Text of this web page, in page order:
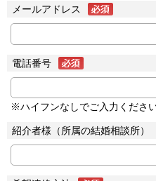
メールアドレス
電話番号
※ハイフンなしでご入力くださ
紹介者様（所属の結婚相談所）